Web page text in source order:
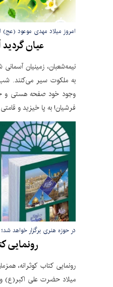
امروز میلاد مهدی موعود
عیان
نیمه‌شعبان، زمینیان
به ملکوت سیر می‌کنند. شب
وجود خود صفحه هستی و
فرشیان! به پا خیزید و
در حوزه هنری برگزار خواهد شد؛
رونمایی
رونمایی کتاب کوثرانه،
میلاد حضرت علی اکبر(ع)